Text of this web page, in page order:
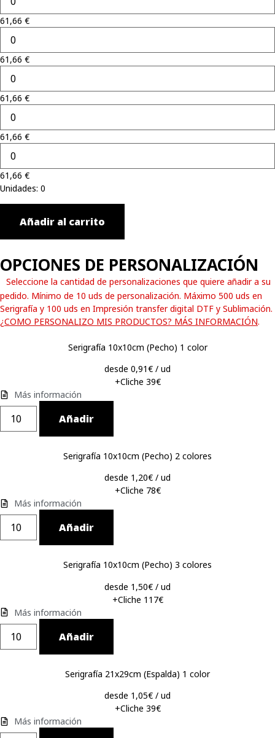
61,66 €
61,66 €
61,66 €
61,66 €
61,66 €
Unidades: 0
Añadir al carrito
OPCIONES DE PERSONALIZACIÓN
Seleccione la cantidad de personalizaciones que quiere añadir a su
pedido. Mínimo de 10 uds de personalización. Máximo 500 uds en
Serigrafía y 100 uds en Impresión transfer digital DTF y Sublimación.
¿COMO PERSONALIZO MIS PRODUCTOS? MÁS INFORMACIÓN.
Serigrafía 10x10cm (Pecho) 1 color
desde 0,91€ / ud
+Cliche 39€
Más información
Añadir
Serigrafía 10x10cm (Pecho) 2 colores
desde 1,20€ / ud
+Cliche 78€
Más información
Añadir
Serigrafía 10x10cm (Pecho) 3 colores
desde 1,50€ / ud
+Cliche 117€
Más información
Añadir
Serigrafía 21x29cm (Espalda) 1 color
desde 1,05€ / ud
+Cliche 39€
Más información